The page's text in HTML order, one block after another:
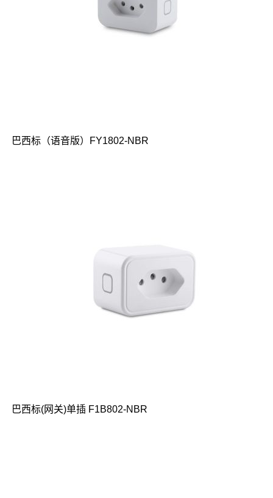
巴西标（语音版）FY1802-NBR
巴西标(网关)单插 F1B802-NBR